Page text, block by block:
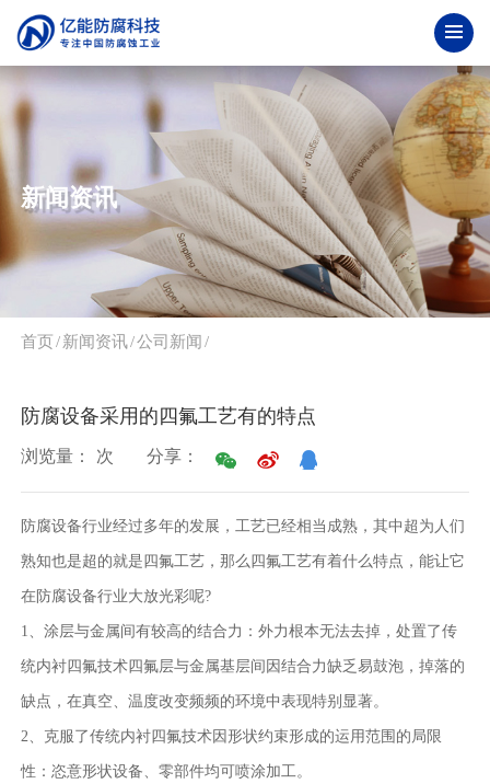
新闻资讯
首页/新闻资讯/公司新闻 /
防腐设备采用的四氟工艺有的特点
浏览量： 次 分享：
防腐设备行业经过多年的发展，工艺已经相当成熟，其中超为人们
熟知也是超的就是四氟工艺，那么四氟工艺有着什么特点，能让它
在防腐设备行业大放光彩呢?
1、涂层与金属间有较高的结合力：外力根本无法去掉，处置了传
统内衬四氟技术四氟层与金属基层间因结合力缺乏易鼓泡，掉落的
缺点，在真空、温度改变频频的环境中表现特别显著。
2、克服了传统内衬四氟技术因形状约束形成的运用范围的局限
性：恣意形状设备、零部件均可喷涂加工。